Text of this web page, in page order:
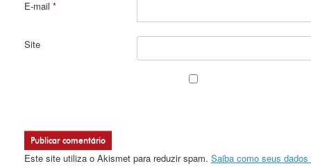
E-mail *
Site
Este site utiliza o Akismet para reduzir spam. Saiba como seus